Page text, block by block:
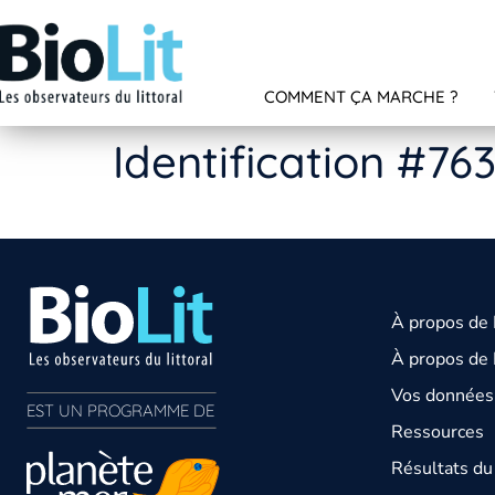
COMMENT ÇA MARCHE ?
Identification
EST UN PROGRAMME DE
À propos de
À propos de
Vos
Ressources
Résultats